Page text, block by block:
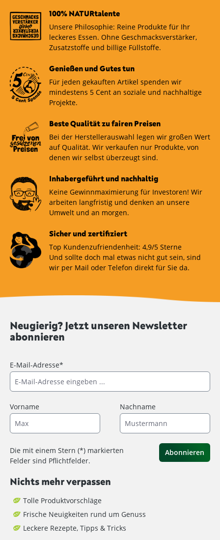
100% NATURtalente
Unsere Philosophie: Reine Produkte für Ihr
leckeres Essen. Ohne Geschmacksverstärker,
Zusatzstoffe und billige Füllstoffe.
Genießen und Gutes tun
Für jeden gekauften Artikel spenden wir
mindestens 5 Cent an soziale und nachhaltige
Projekte.
Beste Qualität zu fairen Preisen
Bei der Herstellerauswahl legen wir großen Wert
auf Qualität. Wir verkaufen nur Produkte, von
denen wir selbst überzeugt sind.
Inhabergeführt und nachhaltig
Keine Gewinnmaximierung für Investoren! Wir
arbeiten langfristig und denken an unsere
Umwelt und an morgen.
Sicher und zertifiziert
Top Kundenzufriendenheit: 4,9/5 Sterne
Und sollte doch mal etwas nicht gut sein, sind
wir per Mail oder Telefon direkt für Sie da.
Neugierig? Jetzt unseren Newsletter
abonnieren
E-Mail-Adresse*
Vorname Nachname
Die mit einem Stern (*) markierten
Felder sind Pflichtfelder.
Abonnieren
Nichts mehr verpassen
Tolle Produktvorschläge
Frische Neuigkeiten rund um Genuss
Leckere Rezepte, Tipps & Tricks